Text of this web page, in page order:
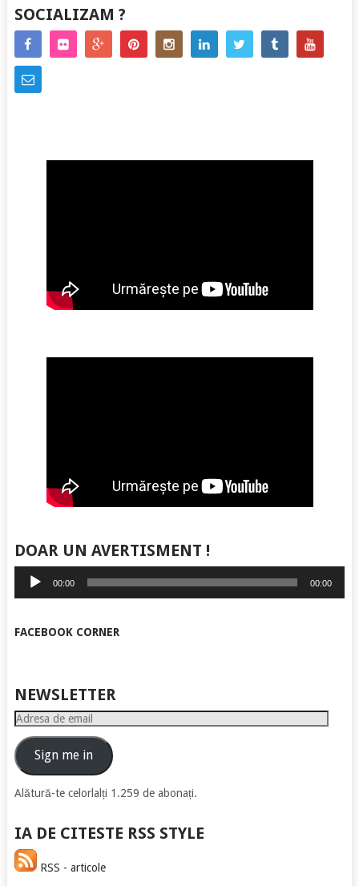
SOCIALIZAM ?
DOAR UN AVERTISMENT !
Player
audio
00:00 00:00
FACEBOOK CORNER
NEWSLETTER
Adresa
emailSign me in
Alătură-te celorlalți 1.259 de abonați.
IA DE CITESTE RSS STYLE
RSS - articole